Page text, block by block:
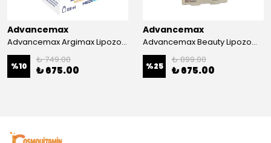
Advancemax
Advancemax Argimax Lipozomal Sıvı 150 ml 8684375607587
%10
₺ 749.00
₺ 675.00
Advancemax
Advancemax Beauty Lipozomal Hyalüronik Asit Keratin Biotin Zn 30 Kapsül 8684375607556
%25
₺ 899.00
₺ 675.00